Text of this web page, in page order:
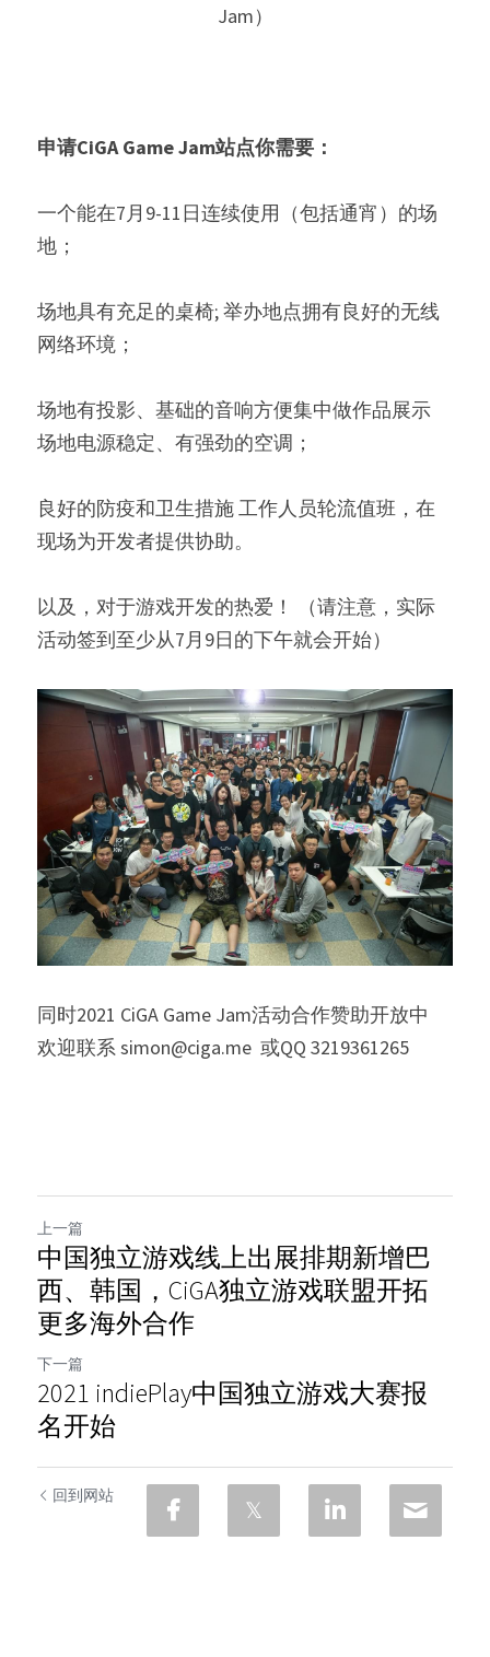
Jam）
申请CiGA Game Jam站点你需要：
一个能在7月9-11日连续使用（包括通宵）的场
地；
场地具有充足的桌椅; 举办地点拥有良好的无线
网络环境；
场地有投影、基础的音响方便集中做作品展示
场地电源稳定、有强劲的空调；
良好的防疫和卫生措施 工作人员轮流值班，在
现场为开发者提供协助。
以及，对于游戏开发的热爱！ （请注意，实际
活动签到至少从7月9日的下午就会开始）
同时2021 CiGA Game Jam活动合作赞助开放中
欢迎联系 simon@ciga.me  或QQ 3219361265
上一篇
中国独立游戏线上出展排期新增巴
西、韩国，CiGA独立游戏联盟开拓
更多海外合作
下一篇
2021 indiePlay中国独立游戏大赛报
名开始
回到网站